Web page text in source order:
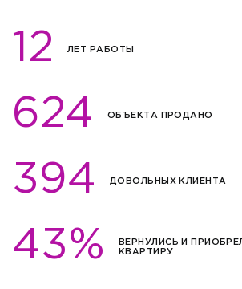
12 ЛЕТ РАБОТЫ
624 ОБЪЕКТА ПРОДАНО
394 ДОВОЛЬНЫХ КЛИЕНТА
43%
ВЕРНУЛИСЬ И
КВАРТИРУ